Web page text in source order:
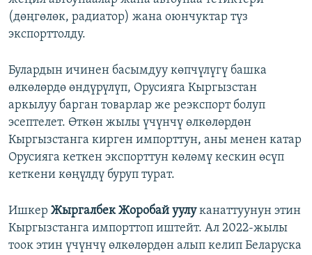
(дөңгөлөк, радиатор) жана оюнчуктар түз
экспорттолду.
Булардын ичинен басымдуу көпчүлүгү башка
өлкөлөрдө өндүрүлүп, Орусияга Кыргызстан
аркылуу барган товарлар же реэкспорт болуп
эсептелет. Өткөн жылы үчүнчү өлкөлөрдөн
Кыргызстанга кирген импорттун, аны менен катар
Орусияга кеткен экспорттун көлөмү кескин өсүп
кеткени көңүлдү буруп турат.
Ишкер Жыргалбек Жоробай уулуканаттуунун этин
Кыргызстанга импорттоп иштейт. Ал 2022-жылы
тоок этин үчүнчү өлкөлөрдөн алып келип Беларуска